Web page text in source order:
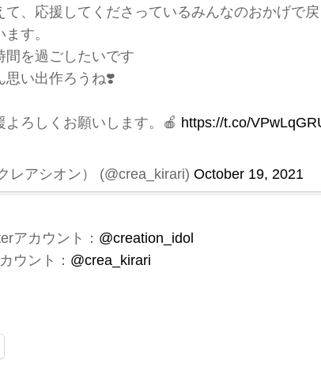
て、応援してくださっているみんなのおかげで
す。
間を過ごしたいです
思い出作ろうね❣️
よろしくお願いします。🍎 https://t.co/
レアシオン） (@crea_kirari) October 19, 2021
アカウント： @creation_idol
ウント： @crea_kirari